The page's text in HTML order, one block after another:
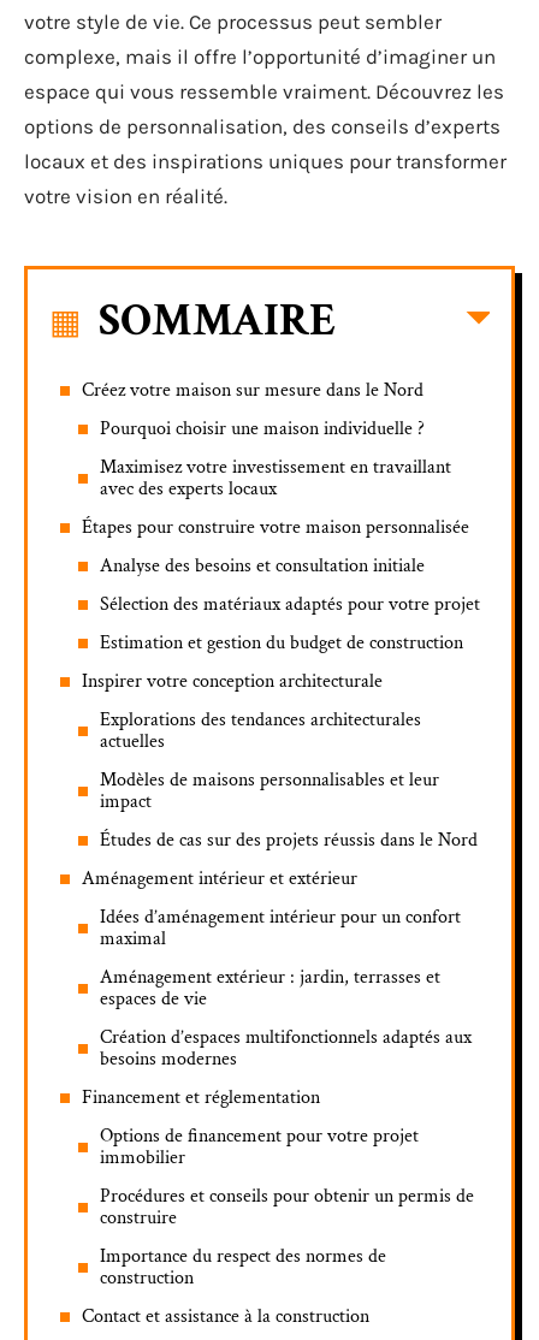
votre style de vie. Ce processus peut sembler
complexe, mais il offre l’opportunité d’imaginer un
espace qui vous ressemble vraiment. Découvrez les
options de personnalisation, des conseils d’experts
locaux et des inspirations uniques pour transformer
votre vision en réalité.
SOMMAIRE
Créez votre maison sur mesure dans le Nord
Pourquoi choisir une maison individuelle ?
Maximisez votre investissement en travaillant
avec des experts locaux
Étapes pour construire votre maison personnalisée
Analyse des besoins et consultation initiale
Sélection des matériaux adaptés pour votre projet
Estimation et gestion du budget de construction
Inspirer votre conception architecturale
Explorations des tendances architecturales
actuelles
Modèles de maisons personnalisables et leur
impact
Études de cas sur des projets réussis dans le Nord
Aménagement intérieur et extérieur
Idées d’aménagement intérieur pour un confort
maximal
Aménagement extérieur : jardin, terrasses et
espaces de vie
Création d’espaces multifonctionnels adaptés aux
besoins modernes
Financement et réglementation
Options de financement pour votre projet
immobilier
Procédures et conseils pour obtenir un permis de
construire
Importance du respect des normes de
construction
Contact et assistance à la construction